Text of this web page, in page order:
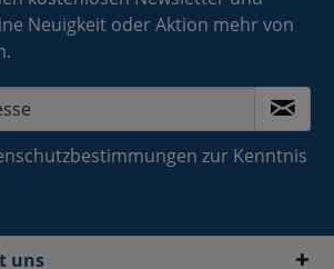
Neuigkeit oder Aktion mehr von
zur Kenntnis
uns